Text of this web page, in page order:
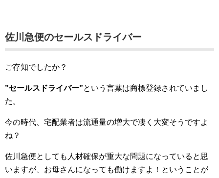
佐川急便のセールスドライバー
ご存知でしたか？
”セールスドライバー”という言葉は商標登録されていまし
た。
今の時代、宅配業者は流通量の増大で凄く大変そうですよ
ね？
佐川急便としても人材確保が重大な問題になっていると思
いますが、お母さんになっても働けますよ！ということが